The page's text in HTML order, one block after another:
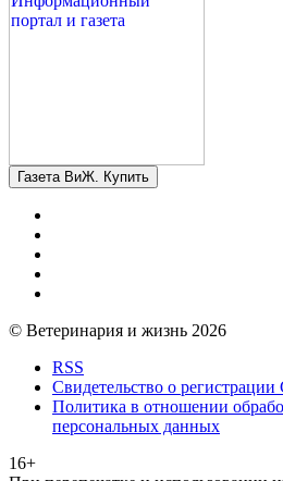
Газета ВиЖ. Купить
© Ветеринария и жизнь 2026
RSS
Свидетельство о
Политика в отношении
персональных данных
16+